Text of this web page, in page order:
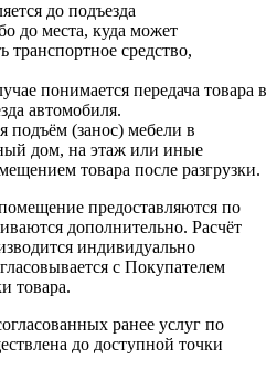
до подъезда
до места, куда может
транспортное средство,
понимается передача товара в
автомобиля.
подъём (занос) мебели в
дом, на этаж или иные
товара после разгрузки.
предоставляются по
дополнительно. Расчёт
индивидуально
с Покупателем
товара.
ранее услуг по
до доступной точки